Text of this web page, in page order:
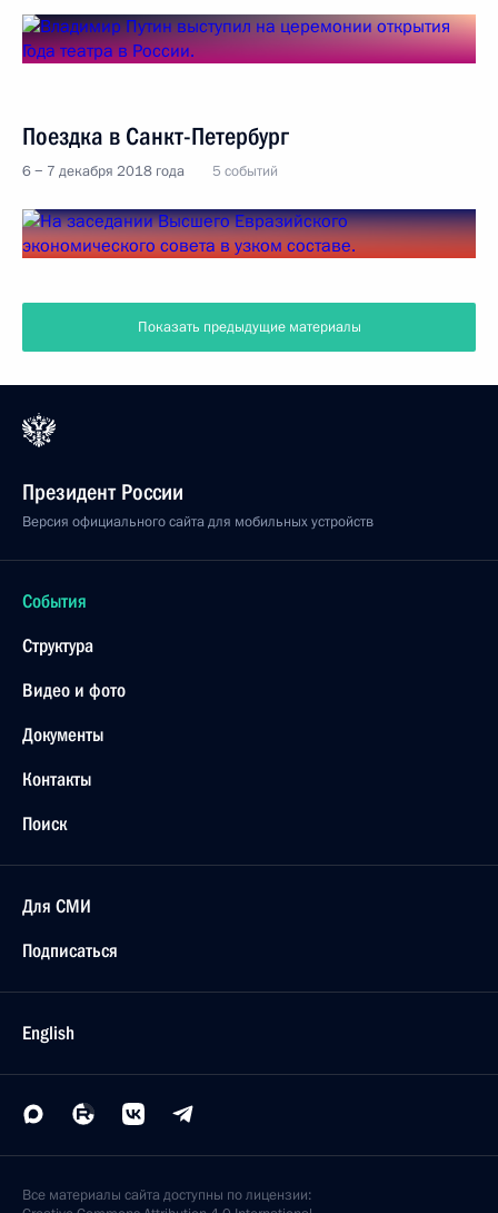
Поездка в Санкт-Петербург
6 − 7 декабря 2018 года 5 событий
Показать предыдущие материалы
Президент России
Версия официального сайта для мобильных устройств
События
Структура
Видео и фото
Документы
Контакты
Поиск
Для СМИ
Подписаться
English
Все материалы сайта доступны по лицензии: